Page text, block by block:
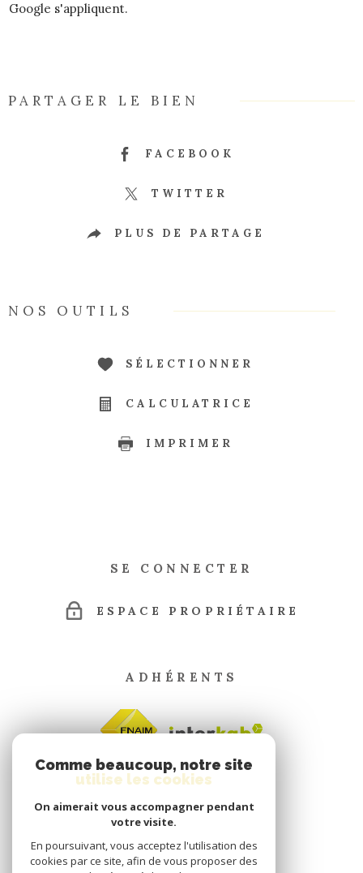
Google s'appliquent.
PARTAGER LE BIEN
FACEBOOK
TWITTER
PLUS DE PARTAGE
NOS OUTILS
SÉLECTIONNER
CALCULATRICE
IMPRIMER
SE CONNECTER
ESPACE PROPRIÉTAIRE
ADHÉRENTS
Comme beaucoup, notre site
utilise les cookies
On aimerait vous accompagner pendant
votre visite.
En poursuivant, vous acceptez l'utilisation des
cookies par ce site, afin de vous proposer des